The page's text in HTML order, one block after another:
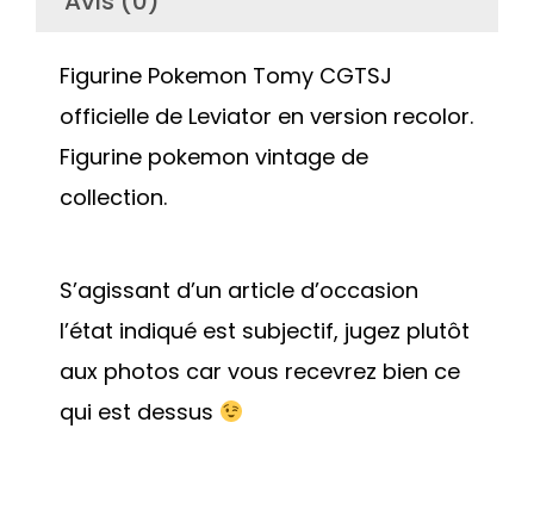
Figurine Pokemon Tomy CGTSJ
officielle de Leviator en version recolor.
Figurine pokemon vintage de
collection.
S’agissant d’un article d’occasion
l’état indiqué est subjectif, jugez plutôt
aux photos car vous recevrez bien ce
qui est dessus